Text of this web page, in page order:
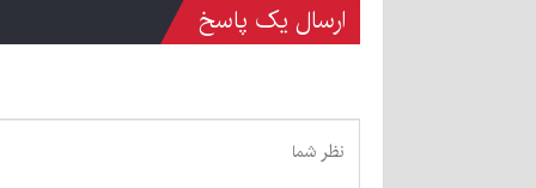
ارسال یک پاسخ